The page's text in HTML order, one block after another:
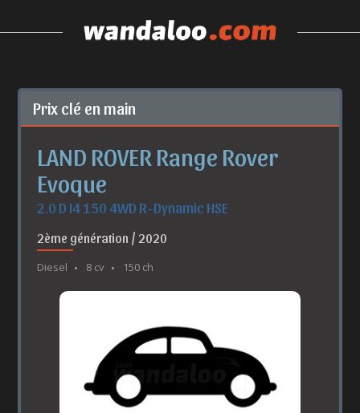
Prix clé en main
LAND ROVER Range Rover
Evoque
2.0 D I4 150 4WD R-Dynamic HSE
2ème génération / 2020
Diesel 8 cv 150 ch